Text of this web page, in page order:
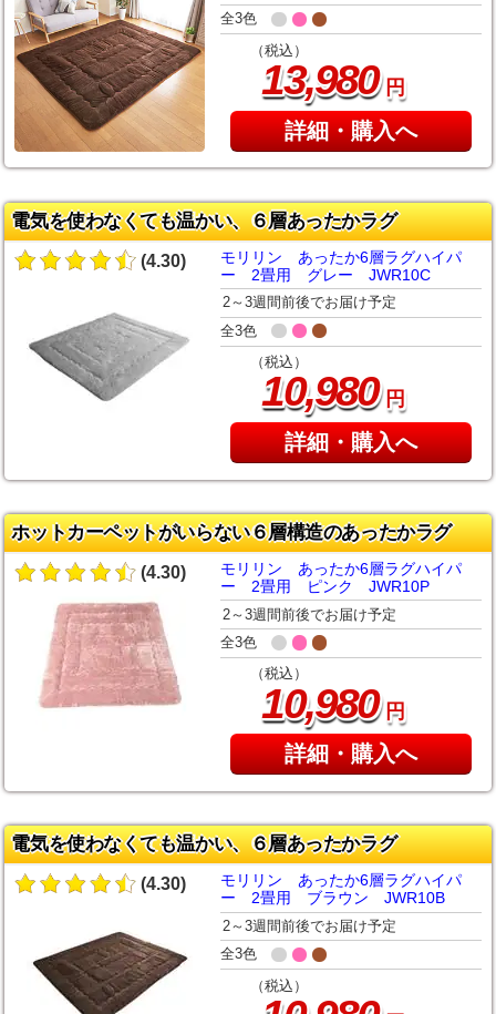
全3色
（税込）
13,980円
詳細・購入へ
電気を使わなくても温かい、６層あったかラグ
(4.30)
モリリン あったか6層ラグハイパ
ー 2畳用 グレー JWR10C
2～3週間前後でお届け予定
全3色
（税込）
10,980円
詳細・購入へ
ホットカーペットがいらない６層構造のあったかラグ
(4.30)
モリリン あったか6層ラグハイパ
ー 2畳用 ピンク JWR10P
2～3週間前後でお届け予定
全3色
（税込）
10,980円
詳細・購入へ
電気を使わなくても温かい、６層あったかラグ
(4.30)
モリリン あったか6層ラグハイパ
ー 2畳用 ブラウン JWR10B
2～3週間前後でお届け予定
全3色
（税込）